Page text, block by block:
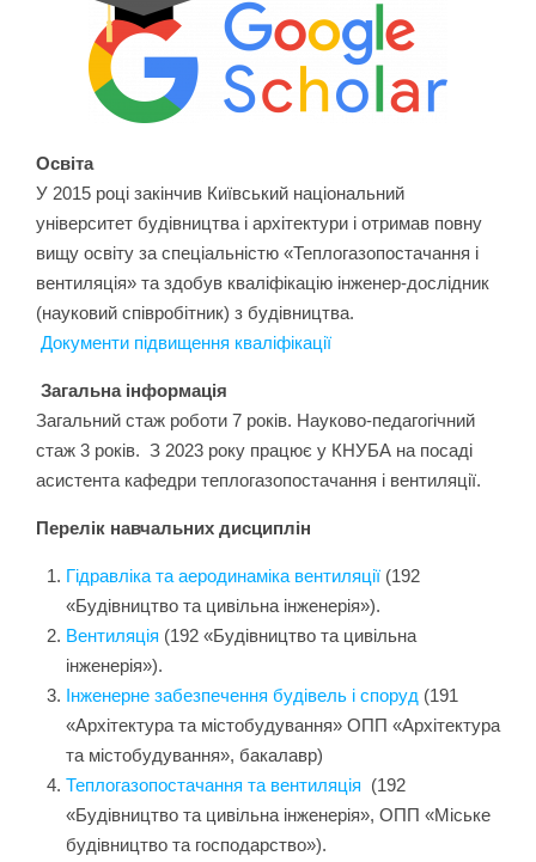
Освіта
У 2015 році закінчив Київський національний
університет будівництва і архітектури і отримав повну
вищу освіту за спеціальністю «Теплогазопостачання і
вентиляція» та здобув кваліфікацію інженер-дослідник
(науковий співробітник) з будівництва.
Документи підвищення кваліфікації
Загальна інформація
Загальний стаж роботи 7 років. Науково-педагогічний
стаж 3 років. З 2023 року працює у КНУБА на посаді
асистента кафедри теплогазопостачання і вентиляції.
Перелік навчальних дисциплін
Гідравліка та аеродинаміка вентиляцiї (192
«Будівництво та цивільна інженерія»).
Вентиляція (192 «Будівництво та цивільна
інженерія»).
Інженерне забезпечення будівель і споруд (191
«Архітектура та містобудування» ОПП «Архітектура
та містобудування», бакалавр)
Теплогазопостачання та вентиляція (192
«Будівництво та цивільна інженерія», ОПП «Міське
будівництво та господарство»).